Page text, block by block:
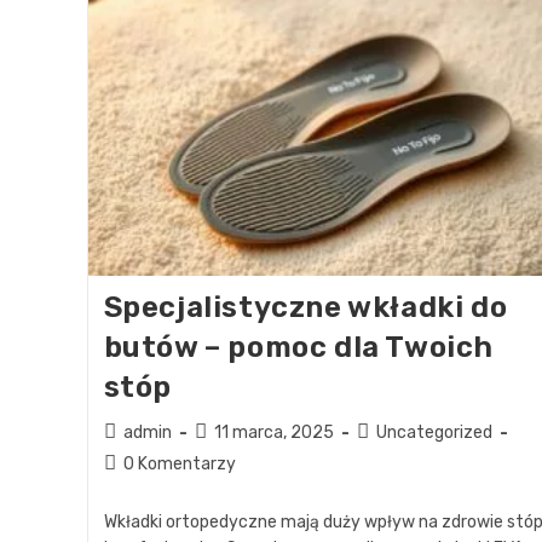
Specjalistyczne wkładki do
butów – pomoc dla Twoich
stóp
admin 11 marca, 2025
Uncategorized
0 Komentarzy
Wkładki ortopedyczne mają duży wpływ na zdrowie